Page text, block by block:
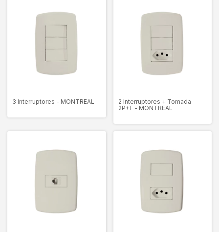
3 Interruptores - MONTREAL
2 Interruptores + Tomada
2P+T - MONTREAL